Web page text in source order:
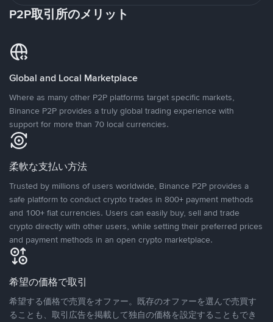
P2P取引所のメリット
Global and Local Marketplace
Where as many other P2P platforms target specific markets,
Binance P2P provides a truly global trading experience with
support for more than 70 local currencies.
柔軟な支払い方法
Trusted by millions of users worldwide, Binance P2P provides a
safe platform to conduct crypto trades in 800+ payment methods
and 100+ fiat currencies. Users can easily buy, sell and trade
crypto directly with other users, while setting their preferred prices
and payment methods in an open crypto marketplace.
希望の価格で取引
希望する価格で売買をオファー。既存のオファーを選んで売買す
ることも、取引広告を掲載して独自の価格を設定することもでき